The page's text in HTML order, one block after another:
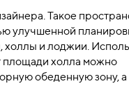
Такое
улучшенной
и лоджии.
площади холла можно
обеденную зону,